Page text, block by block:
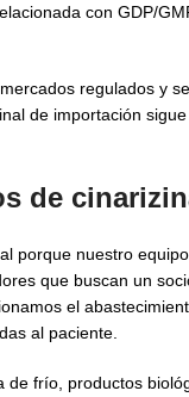
con GDP/
mercados regulados y
de importación
de
porque nuestro
que buscan un
el
al paciente.
frío, productos